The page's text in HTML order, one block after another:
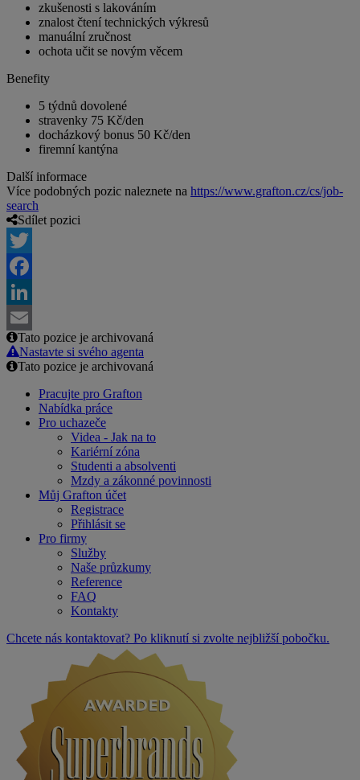
zkušenosti s lakováním
znalost čtení technických výkresů
manuální zručnost
ochota učit se novým věcem
Benefity
5 týdnů dovolené
stravenky 75 Kč/den
docházkový bonus 50 Kč/den
firemní kantýna
Další informace
Více podobných pozic naleznete na https://www.grafton.cz/cs/job-
search
Sdílet pozici
Twitter
Facebook
LinkedIn
Email
Tato pozice je archivovaná
Nastavte si svého agenta
Tato pozice je archivovaná
Pracujte pro Grafton
Nabídka práce
Pro uchazeče
Videa - Jak na to
Kariérní zóna
Studenti a absolventi
Mzdy a zákonné povinnosti
Můj Grafton účet
Registrace
Přihlásit se
Pro firmy
Služby
Naše průzkumy
Reference
FAQ
Kontakty
Chcete nás kontaktovat? Po kliknutí si zvolte nejbližší pobočku.